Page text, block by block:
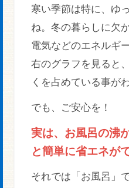
寒い季節は特に、ゆ
ね。冬の暮らしに欠
電気などのエネルギ
右のグラフを見ると
くを占めている事が
でも、ご安心を！
実は、お風呂の沸
と簡単に省エネが
それでは「お風呂」